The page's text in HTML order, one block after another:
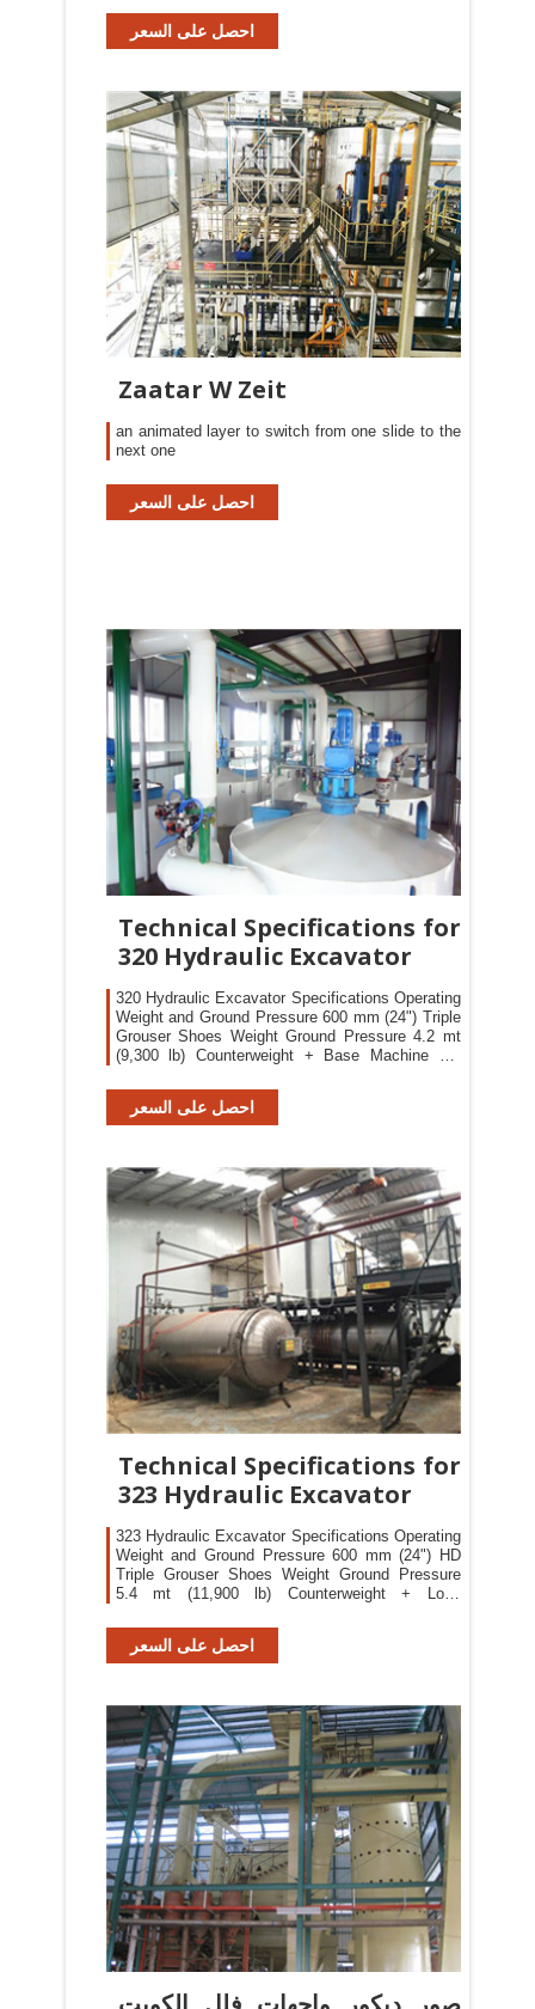
احصل على السعر
Zaatar W Zeit
an animated layer to switch from one slide to the
next one
احصل على السعر
Technical Specifications for
320 Hydraulic Excavator
320 Hydraulic Excavator Specifications Operating
Weight and Ground Pressure 600 mm (24") Triple
Grouser Shoes Weight Ground Pressure 4.2 mt
(9,300 lb) Counterweight + Base Machine HD
(1.56 yd3) HD Bucket 22 400 kg 49,400 lb 46.6
kPa 6.8 psi
احصل على السعر
Technical Specifications for
323 Hydraulic Excavator
323 Hydraulic Excavator Specifications Operating
Weight and Ground Pressure 600 mm (24") HD
Triple Grouser Shoes Weight Ground Pressure
5.4 mt (11,900 lb) Counterweight + Long
HD R2.9 (9'6") Stick + 1.30 m3 (1.70 yd3) HD
Bucket 23 900 kg 52,700 lb 49.7 kPa 7.2 psi
احصل على السعر